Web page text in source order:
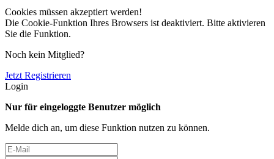
Cookies müssen akzeptiert werden!
Die Cookie-Funktion Ihres Browsers ist deaktiviert. Bitte aktivieren
Sie die Funktion.
Noch kein Mitglied?
Jetzt Registrieren
Login
Nur für eingeloggte Benutzer möglich
Melde dich an, um diese Funktion nutzen zu können.